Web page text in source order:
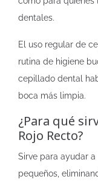
dentales.
El uso regular de
rutina de higiene
cepillado dental
boca más limpia.
¿Para qué
Rojo Recto?
Sirve para ayudar
pequeños,